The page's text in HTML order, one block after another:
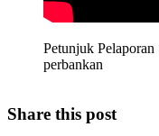
Petunjuk Pelaporan
perbankan
Share this post